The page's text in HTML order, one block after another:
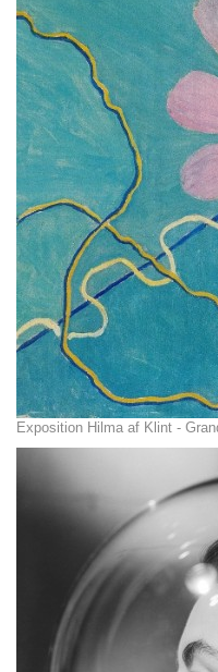
Exposition Hilma af Klint -